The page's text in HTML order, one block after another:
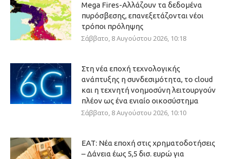
Mega Fires-Αλλάζουν τα δεδομένα
πυρόσβεσης, επανεξετάζονται νέοι
τρόποι πρόληψης
Σάββατο, 8 Αυγούστου 2026, 10:18
Στη νέα εποχή τεχνολογικής
ανάπτυξης η συνδεσιμότητα, το cloud
και η τεχνητή νοημοσύνη λειτουργούν
πλέον ως ένα ενιαίο οικοσύστημα
Σάββατο, 8 Αυγούστου 2026, 10:10
ΕΑΤ: Νέα εποχή στις χρηματοδοτήσεις
– Δάνεια έως 5,5 δισ. ευρώ για